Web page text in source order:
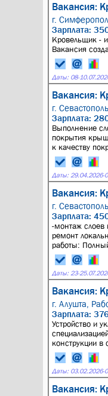
Вакансия:
г.
Зарплата:
Кровельщик -
Вакансия
Даты: 08-
Вакансия:
г. Севастополь,
Зарплата:
Выполнение
покрытия
к качеству
Даты: 29.04.2026-
Вакансия:
г. Севастополь,
Зарплата:
-монтаж слоев
ремонт
работы:
Даты: 23-
Вакансия:
г. Алушта,
Зарплата:
Устройство и
конструкции в
Даты: 03.02.2026-
Вакансия: